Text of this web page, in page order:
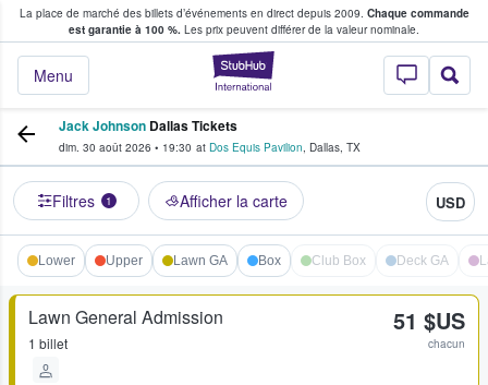
La place de marché des billets d’événements en direct depuis 2009. Chaque commande
est garantie à 100 %. Les prix peuvent différer de la valeur nominale.
StubHub - Où
Menu
fans achètent et vendent des billets
Jack Johnson Dallas Tickets
dim. 30 août 2026 • 19:30 at Dos Equis Pavilion, Dallas, TX
Filtres 1 Afficher la carte USD
Lower Upper Lawn GA Box Club Box Deck GA
Lawn General Admission
1 billet
51 $US
chacun